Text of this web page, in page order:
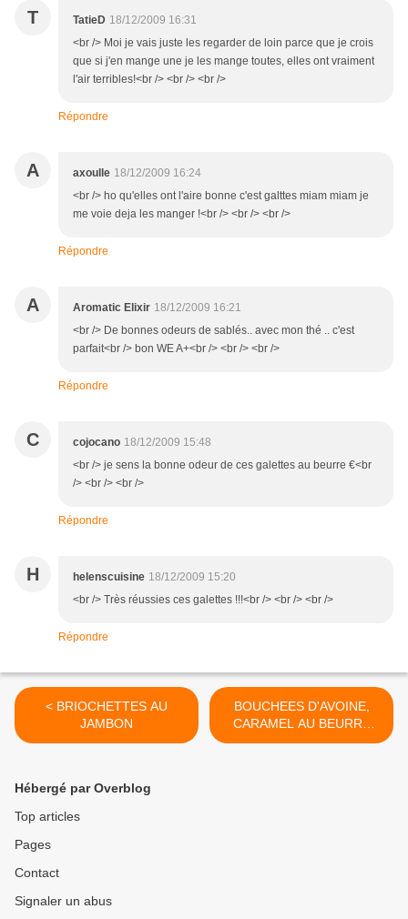
T TatieD 18/12/2009 16:31
<br /> Moi je vais juste les regarder de loin parce que je crois
que si j'en mange une je les mange toutes, elles ont vraiment
l'air terribles!<br /> <br /> <br />
Répondre
A axoulle 18/12/2009 16:24
<br /> ho qu'elles ont l'aire bonne c'est galttes miam miam je
me voie deja les manger !<br /> <br /> <br />
Répondre
A Aromatic Elixir 18/12/2009 16:21
<br /> De bonnes odeurs de sablés.. avec mon thé .. c'est
parfait<br /> bon WE A+<br /> <br /> <br />
Répondre
C cojocano 18/12/2009 15:48
<br /> je sens la bonne odeur de ces galettes au beurre €<br
/> <br /> <br />
Répondre
H helenscuisine 18/12/2009 15:20
<br /> Très réussies ces galettes !!!<br /> <br /> <br />
Répondre
< BRIOCHETTES AU
JAMBON
BOUCHEES D'AVOINE,
CARAMEL AU BEURRE
SALE ET CHOCOLAT >
Hébergé par Overblog
Top articles
Pages
Contact
Signaler un abus